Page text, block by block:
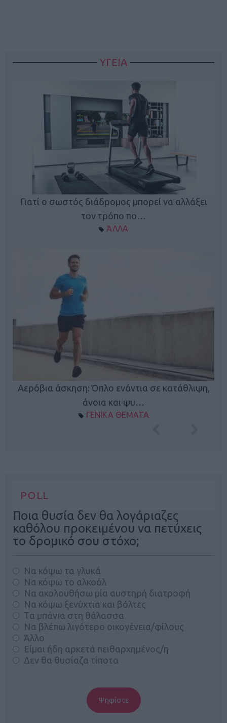
ΥΓΕΙΑ
Γιατί ο σωστός διάδρομος μπορεί να αλλάξει
τον τρόπο πο…
ΆΛΛΑ
Αερόβια άσκηση: Όπλο ενάντια σε κατάθλιψη,
άνοια και ψυ…
ΓΕΝΙΚΑ ΘΕΜΑΤΑ
POLL
Ποια θυσία δεν θα λογάριαζες
καθόλου προκειμένου να πετύχεις
το δρομικό σου στόχο;
Να κόψω τα γλυκά
Να κόψω το αλκοόλ
Να ακολουθήσω μία αυστηρή διατροφή
Να κόψω ξενύχτια και βόλτες
Τα μπάνια στη θάλασσα
Να βλέπω λιγότερο οικογένεια/φίλους
Άλλο
Είμαι ήδη αρκετά πειθαρχημένος/η
Δεν θα θυσίαζα τίποτα